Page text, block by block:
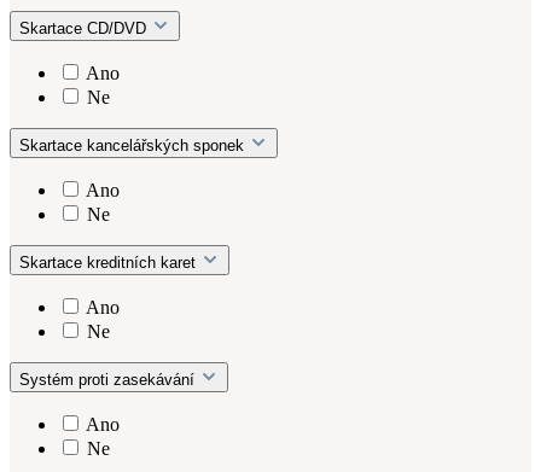
Skartace CD/DVD
Ano
Ne
Skartace kancelářských sponek
Ano
Ne
Skartace kreditních karet
Ano
Ne
Systém proti zasekávání
Ano
Ne